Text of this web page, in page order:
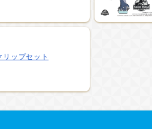
リップセット